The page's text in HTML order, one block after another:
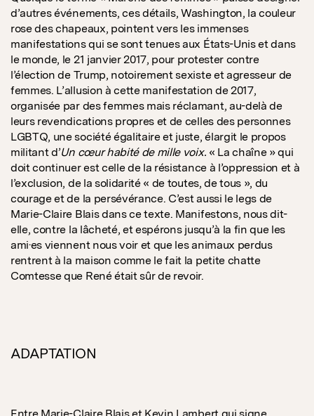
d’autres événements, ces détails, Washington, la couleur
rose des chapeaux, pointent vers les immenses
manifestations qui se sont tenues aux États-Unis et dans
le monde, le 21 janvier 2017, pour protester contre
l’élection de Trump, notoirement sexiste et agresseur de
femmes. L’allusion à cette manifestation de 2017,
organisée par des femmes mais réclamant, au-delà de
leurs revendications propres et de celles des personnes
LGBTQ, une société égalitaire et juste, élargit le propos
militant d’Un cœur habité de mille voix. « La chaîne » qui
doit continuer est celle de la résistance à l’oppression et à
l’exclusion, de la solidarité « de toutes, de tous », du
courage et de la persévérance. C’est aussi le legs de
Marie-Claire Blais dans ce texte. Manifestons, nous dit-
elle, contre la lâcheté, et espérons jusqu’à la fin que les
ami·es viennent nous voir et que les animaux perdus
rentrent à la maison comme le fait la petite chatte
Comtesse que René était sûr de revoir.
ADAPTATION